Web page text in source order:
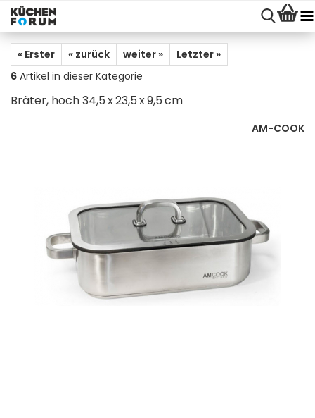
« Erster « zurück weiter »
Letzter »
6 Artikel in dieser Kategorie
Bräter, hoch 34,5 x 23,5 x 9,5 cm
AM-COOK